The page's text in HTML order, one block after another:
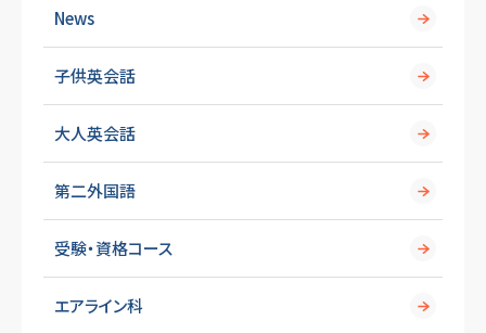
News
子供英会話
大人英会話
第二外国語
受験・資格コース
エアライン科